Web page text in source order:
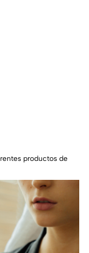
productos de